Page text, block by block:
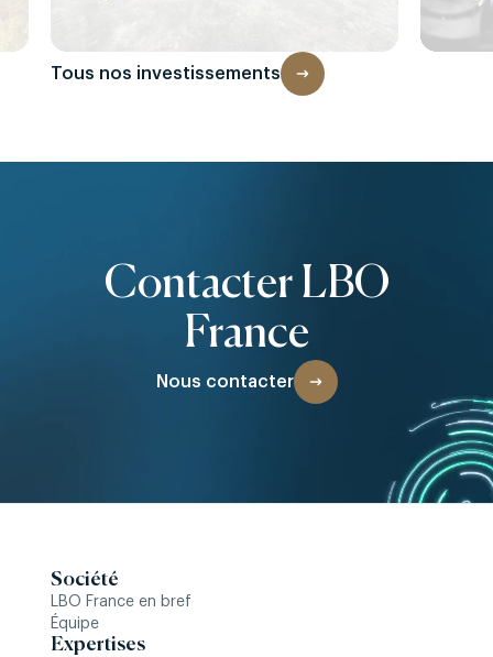
Tous nos investissements
Contacter LBO
France
Nous contacter
Société
LBO France en bref
Équipe
Expertises